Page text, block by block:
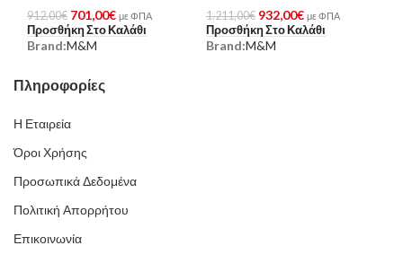
912,00€ 701,00€ με ΦΠΑ
Προσθήκη Στο Καλάθι
Brand:M&M
1.211,00€ 932,00€ με ΦΠΑ
Προσθήκη Στο Καλάθι
Brand:M&M
Πληροφορίες
Η Εταιρεία
Όροι Χρήσης
Προσωπικά Δεδομένα
Πολιτική Απορρήτου
Επικοινωνία